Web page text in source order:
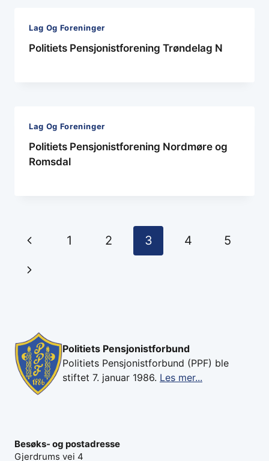
Lag Og Foreninger
Politiets Pensjonistforening Trøndelag N
Lag Og Foreninger
Politiets Pensjonistforening Nordmøre og
Romsdal
Page
Previous
Page
1 2 3 4
5
Next
Politiets Pensjonistforbund
Politiets Pensjonistforbund (PPF) ble
stiftet 7. januar 1986. Les mer...
Besøks- og postadresse
Gjerdrums vei 4